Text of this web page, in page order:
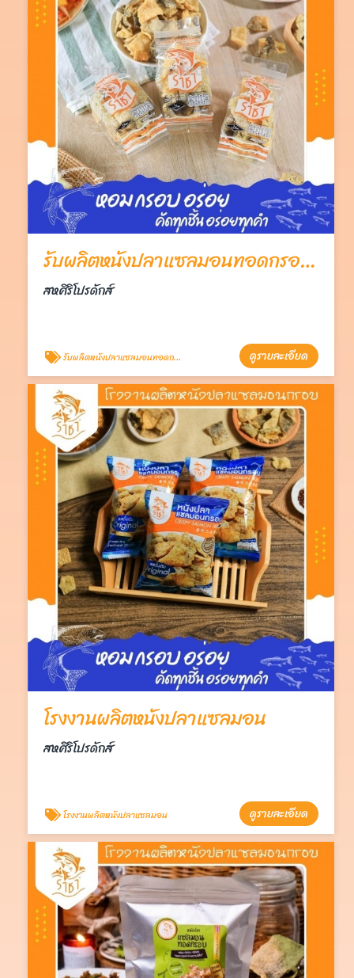
รับผลิตหนังปลาแซลมอนทอดกรอบ OEM
สหศิริโปรดักส์
รับผลิตหนังปลาแซลมอนทอดกรอบ OEM ดูรายละเอียด
โรงงานผลิตหนังปลาแซลมอน
สหศิริโปรดักส์
โรงงานผลิตหนังปลาแซลมอน ดูรายละเอียด